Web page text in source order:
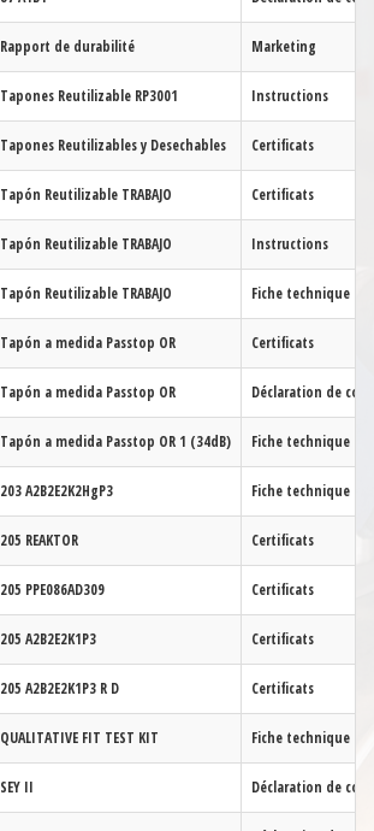
Rapport de durabilité Marketing
Tapones Reutilizable RP3001 Instructions
Tapones Reutilizables y Desechables Certificats
Tapón Reutilizable TRABAJO Certificats
Tapón Reutilizable TRABAJO Instructions
Tapón Reutilizable TRABAJO Fiche technique
Tapón a medida Passtop OR Certificats
Tapón a medida Passtop OR Déclaration de
Tapón a medida Passtop OR 1 (34dB) Fiche technique
203 A2B2E2K2HgP3 Fiche technique
205 REAKTOR Certificats
205 PPE086AD309 Certificats
205 A2B2E2K1P3 Certificats
205 A2B2E2K1P3 R D Certificats
QUALITATIVE FIT TEST KIT Fiche technique
SEY II Déclaration de